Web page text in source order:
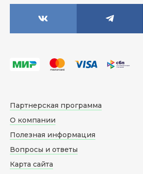
Партнерская программа
О компании
Полезная информация
Вопросы и ответы
Карта сайта